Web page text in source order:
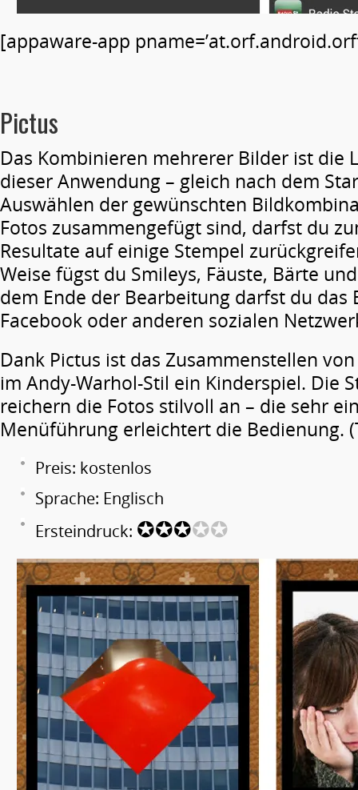
[appaware-app
Pictus
Das Kombinieren mehrerer Bilder ist die
dieser Anwendung – gleich nach dem
Auswählen der gewünschten
Fotos zusammengefügt sind, darfst du
Resultate auf einige Stempel
Weise fügst du Smileys, Fäuste, Bärte
dem Ende der Bearbeitung darfst du das
Facebook oder anderen sozialen
Dank Pictus ist das Zusammenstellen
im Andy-Warhol-Stil ein Kinderspiel. Die
reichern die Fotos stilvoll an – die sehr
Menüführung erleichtert die Bedienung.
Preis: kostenlos
Sprache: Englisch
Ersteindruck: ✪✪✪✪✪